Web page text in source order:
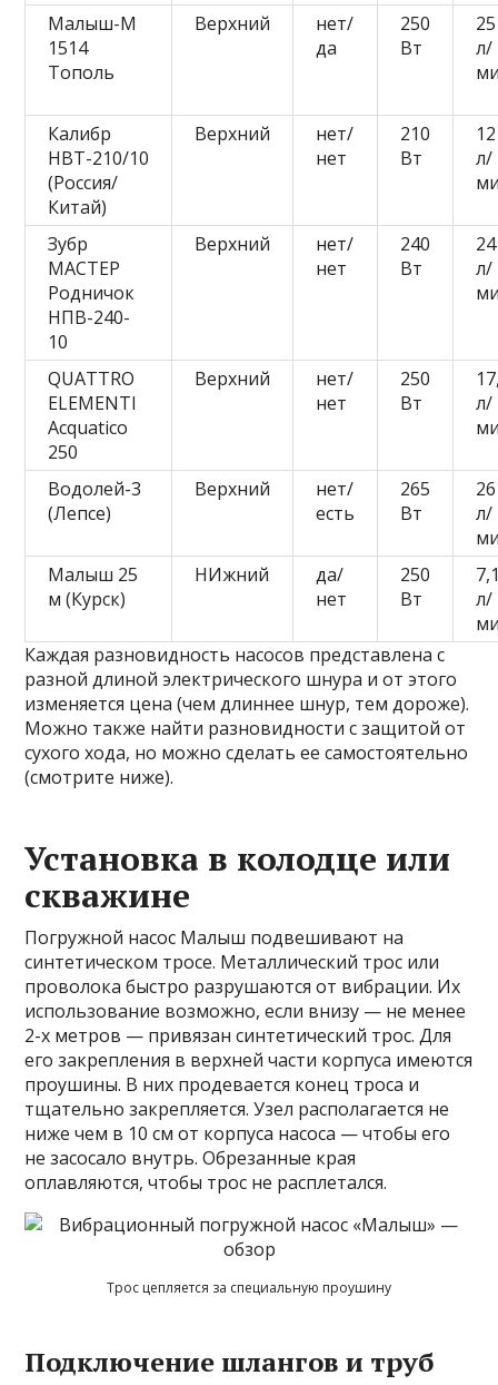
Малыш-М
1514
Тополь
Верхний
нет/
да
250
Вт
25
л/
Калибр
НВТ-210/10
(Россия/
Китай)
Верхний
нет/
нет
210
Вт
12
л/
Зубр
МАСТЕР
Родничок
НПВ-240-
10
Верхний
нет/
нет
240
Вт
24
л/
QUATTRO
ELEMENTI
Acquatico
250
Верхний
нет/
нет
250
Вт
л/
Водолей-3
(Лепсе)
Верхний
нет/
есть
265
Вт
26
л/
Малыш 25
м (Курск)
НИжний
да/
нет
250
Вт
л/
Каждая разновидность насосов представлена с
разной длиной электрического шнура и от этого
изменяется цена (чем длиннее шнур, тем дороже).
Можно также найти разновидности с защитой от
сухого хода, но можно сделать ее самостоятельно
(смотрите ниже).
Установка в колодце или
скважине
Погружной насос Малыш подвешивают на
синтетическом тросе. Металлический трос или
проволока быстро разрушаются от вибрации. Их
использование возможно, если внизу — не менее
2-х метров — привязан синтетический трос. Для
его закрепления в верхней части корпуса имеются
проушины. В них продевается конец троса и
тщательно закрепляется. Узел располагается не
ниже чем в 10 см от корпуса насоса — чтобы его
не засосало внутрь. Обрезанные края
оплавляются, чтобы трос не расплетался.
Трос цепляется за специальную проушину
Подключение шлангов и труб